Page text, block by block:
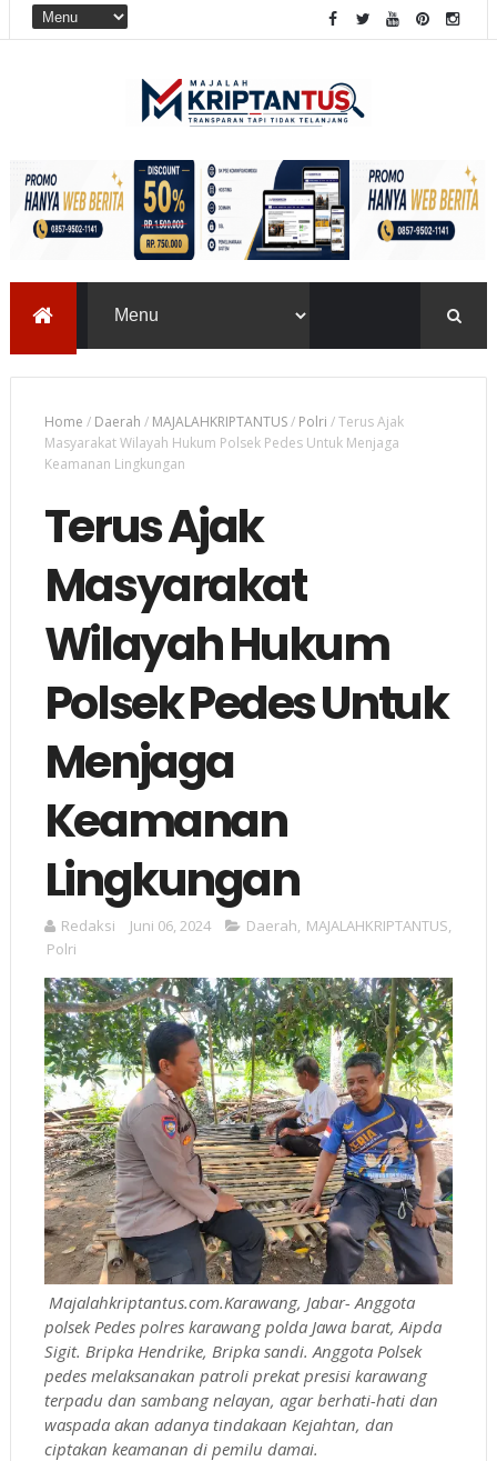
Home / Daerah / MAJALAHKRIPTANTUS/ Polri /Terus Ajak
Masyarakat Wilayah Hukum Polsek Pedes Untuk Menjaga
Keamanan Lingkungan
Terus Ajak
Masyarakat
Wilayah Hukum
Polsek Pedes Untuk
Menjaga
Keamanan
Lingkungan
Redaksi Juni 06, 2024 Daerah, MAJALAHKRIPTANTUS,
Polri
Majalahkriptantus.com.Karawang, Jabar- Anggota
polsek Pedes polres karawang polda Jawa barat, Aipda
Sigit. Bripka Hendrike, Bripka sandi. Anggota Polsek
pedes melaksanakan patroli prekat presisi karawang
terpadu dan sambang nelayan, agar berhati-hati dan
waspada akan adanya tindakaan Kejahtan, dan
ciptakan keamanan di pemilu damai.